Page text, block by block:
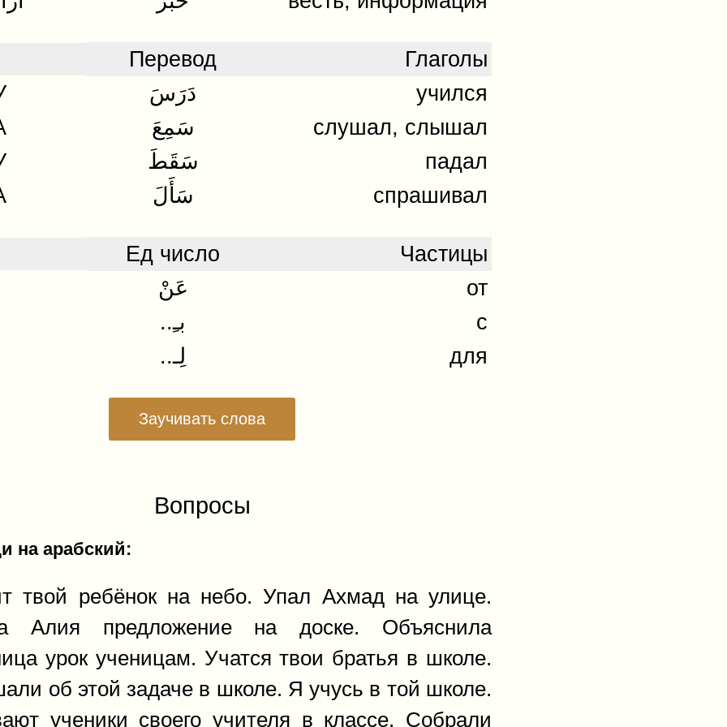
Перевод
Глаголы
دَرَسَ
учился
سَمِعَ
слушал, слышал
سَقَطَ
падал
سَأَلَ спрашивал
Ед число
Частицы
عَنْ
от
..بـِ
с
..لِـ
для
Заучивать слова
Вопросы
на арабский:
твой ребёнок на небо. Упал Ахмад на улице.
Алия предложение на доске. Объяснила
урок ученицам. Учатся твои братья в школе.
об этой задаче в школе. Я учусь в той школе.
ученики своего учителя в классе. Собрали